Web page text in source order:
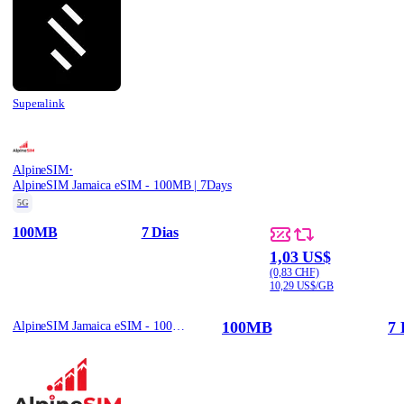
Superalink
AlpineSIM·
AlpineSIM Jamaica eSIM - 100MB | 7Days
5G
100MB 7 Dias
1,03 US$
(0,83 CHF)
10,29 US$/GB
AlpineSIM Jamaica eSIM - 100MB | 7Days 100MB 7